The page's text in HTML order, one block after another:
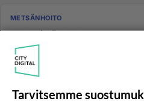
METSÄNHOITO
metsurityön tuotos
Kertokaa ihmiset joilla
suunnilleen tekee kuutioita
vastaavast...
28.11.2006 10:38
Tarvitsemme